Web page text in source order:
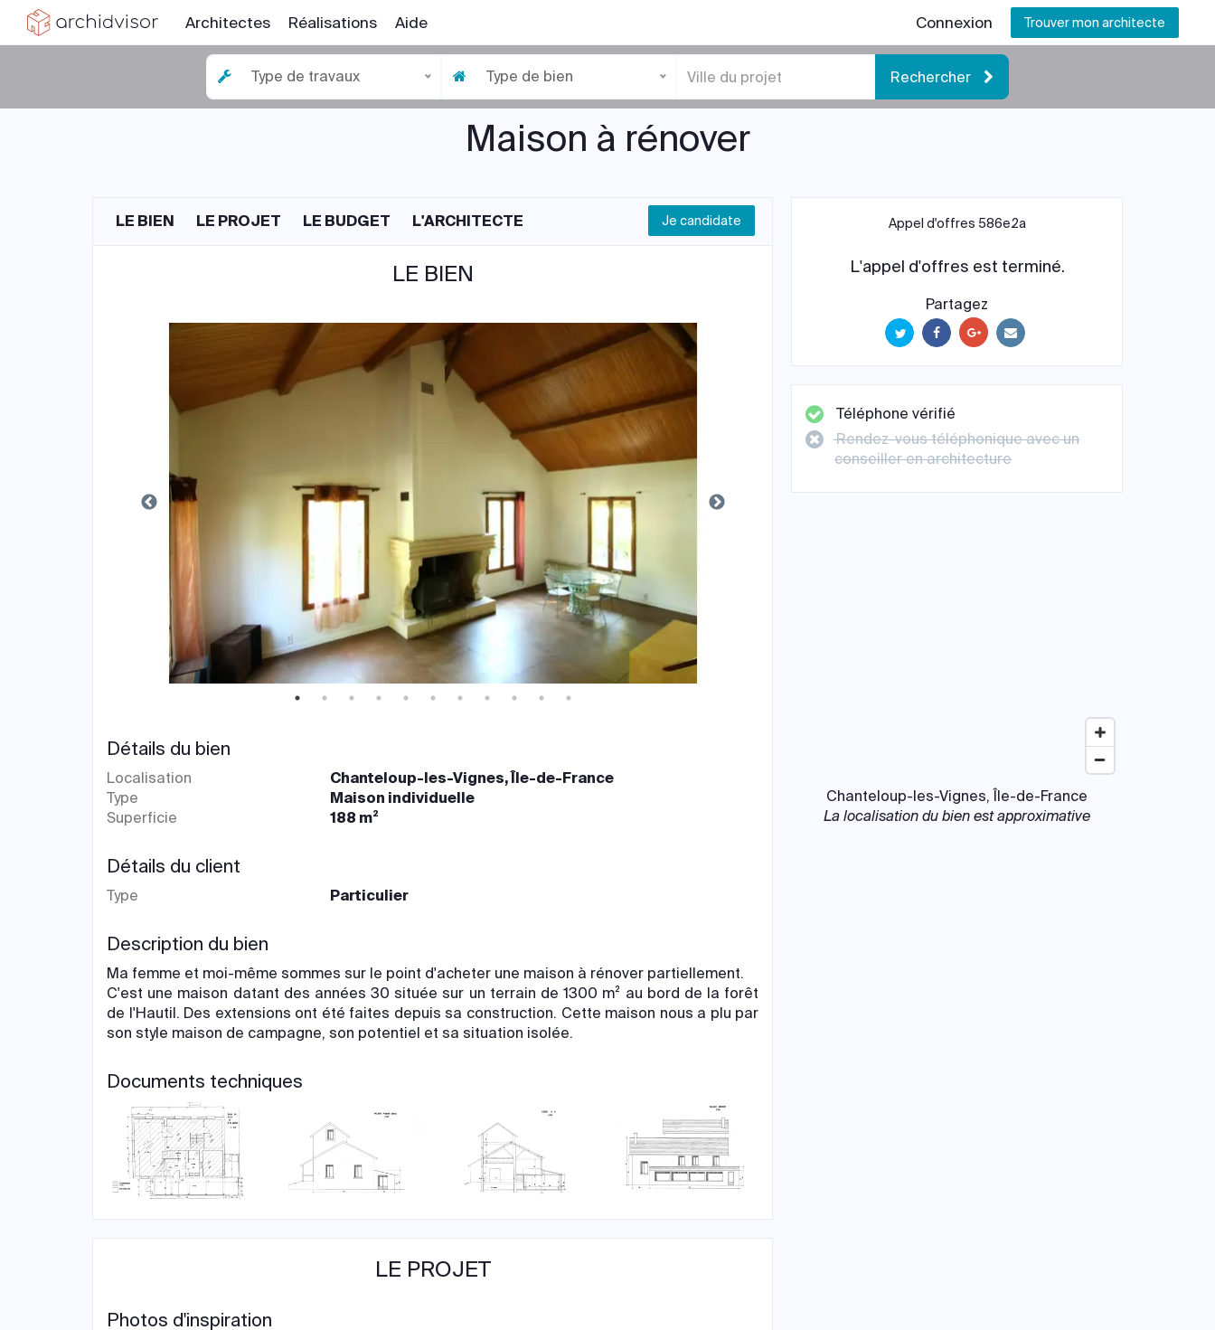
Architectes Réalisations Aide Connexion Trouver mon architecte
Type de travaux Type de bien Rechercher
Maison à rénover
Appel d'offres 586e2a
L'appel d'offres est terminé.
Partagez
Téléphone vérifié
Rendez-vous téléphonique avec un
conseiller en architecture
Chanteloup-les-Vignes, Île-de-France
La localisation du bien est approximative
LE BIEN LE PROJET LE BUDGET L'ARCHITECTE Je candidate
LE BIEN
Détails du bien
Localisation
Chanteloup-les-Vignes, Île-de-France
Type
Maison individuelle
Superficie
188 m²
Détails du client
Type Particulier
Description du bien
Ma femme et moi-même sommes sur le point d'acheter une maison à rénover partiellement.
C'est une maison datant des années 30 située sur un terrain de 1300 m² au bord de la forêt
de l'Hautil. Des extensions ont été faites depuis sa construction. Cette maison nous a plu par
son style maison de campagne, son potentiel et sa situation isolée.
Documents techniques
LE PROJET
Photos d'inspiration